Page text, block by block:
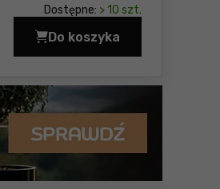
Dostępne: > 10 szt.
Do koszyka
Odkurzacz